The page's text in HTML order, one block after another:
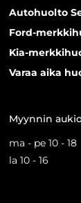
Autohuolto
Ford-
Kia-
Varaa aika
Myynnin
ma - pe 10 - 18
la 10 - 16